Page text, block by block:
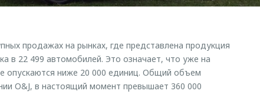
продажах на рынках, где представлена продукция
в 22 499 автомобилей. Это означает, что уже на
опускаются ниже 20 000 единиц. Общий объем
O&J, в настоящий момент превышает 360 000